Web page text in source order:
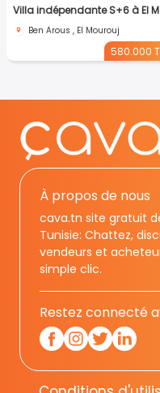
Ben Arous , El Mourouj
580.000
À propos de nous
cava.tn site gratuit
Tunisie: Chattez,
vendeurs et
simple clic.
Restez connecté